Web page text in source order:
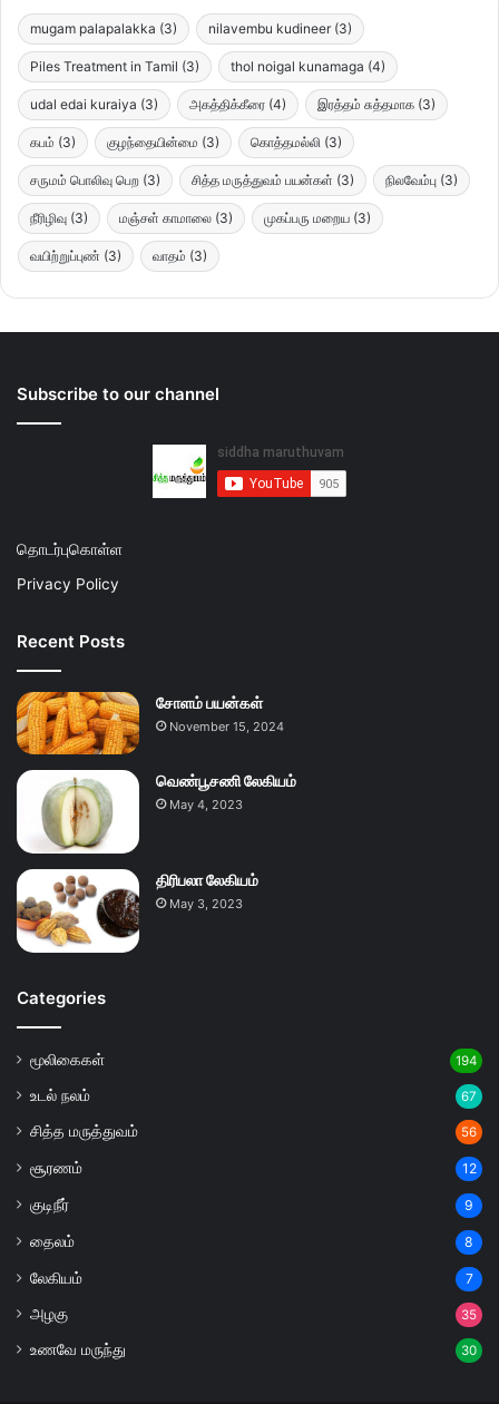
mugam palapalakka (3) nilavembu kudineer (3)
Piles Treatment in Tamil (3) thol noigal kunamaga (4)
udal edai kuraiya (3) அகத்திக்கீரை (4) இரத்தம் சுத்தமாக (3)
கபம் (3) குழந்தையின்மை (3) கொத்தமல்லி (3)
சருமம் பொலிவு பெற (3) சித்த மருத்துவம் பயன்கள் (3) நிலவேம்பு (3)
நீரிழிவு (3) மஞ்சள் காமாலை (3) முகப்பரு மறைய (3)
வயிற்றுப்புண் (3) வாதம் (3)
Subscribe to our channel
தொடர்புகொள்ள
Privacy Policy
Recent Posts
சோளம் பயன்கள்
November 15, 2024
வெண்பூசணி லேகியம்
May 4, 2023
திரிபலா லேகியம்
May 3, 2023
Categories
மூலிகைகள் 194
உடல் நலம் 67
சித்த மருத்துவம் 56
சூரணம் 12
குடிநீர் 9
தைலம் 8
லேகியம் 7
அழகு 35
உணவே மருந்து 30